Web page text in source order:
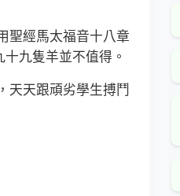
經馬太福音十八章
九隻羊並不值得。
天跟頑劣學生搏鬥